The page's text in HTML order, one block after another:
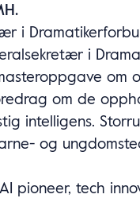
i
i
om de
intelligens.
og
pioneer, tech